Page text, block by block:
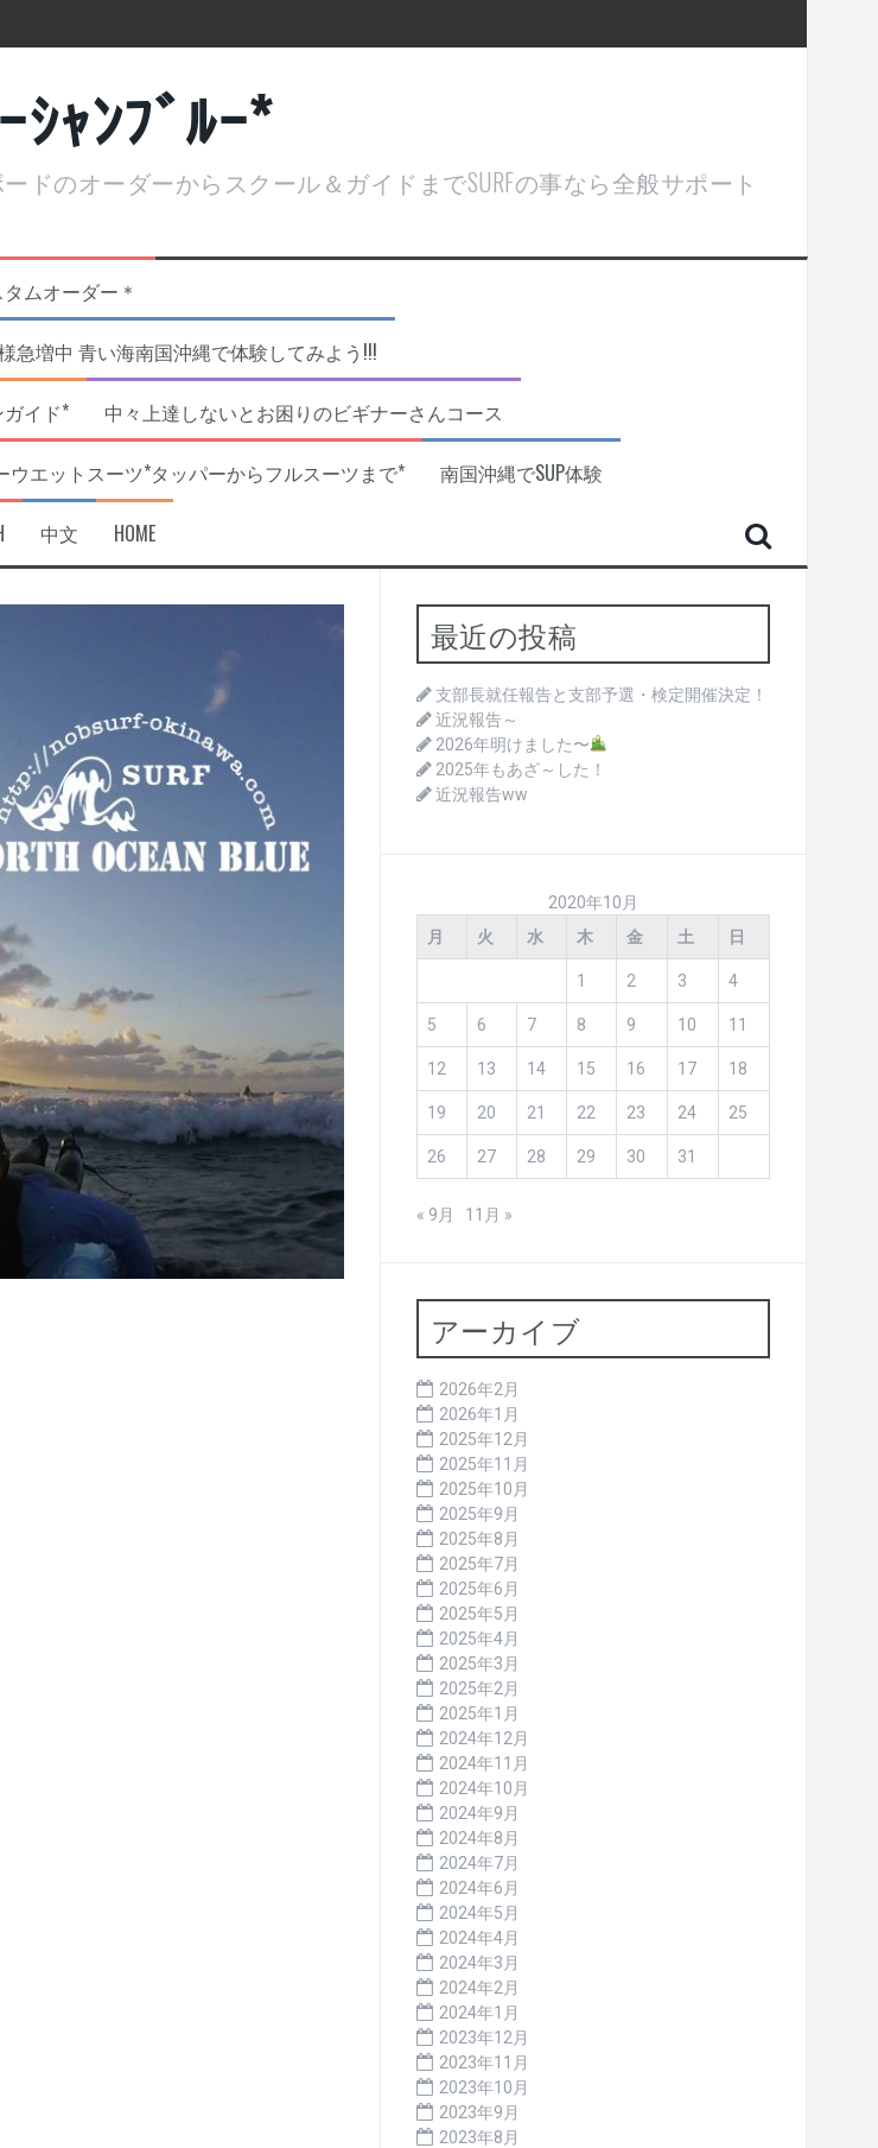
ｼｬﾝﾌﾞﾙｰ*
ドのオーダーからスクール＆ガイドまでSURFの事なら全般サポート
タムオーダー＊
中 青い海南国沖縄で体験してみよう!!!
イド* 中々上達しないとお困りのビギナーさんコース
ーウエットスーツ*タッパーからフルスーツまで* 南国沖縄でSUP体験
中文 HOME
最近の投稿
支部長就任報告と支部予選・検定開催決定！
近況報告～
2026年明けました〜
2025年もあざ～した！
近況報告ww
2020年10月
月
火 水 木 金 土 日
1 2 3 4
5 6 7 8 9 10 11
12 13 14 15 16 17 18
19 20 21 22 23 24 25
26 27 28 29 30 31
« 9月 11月 »
アーカイブ
2026年2月
2026年1月
2025年12月
2025年11月
2025年10月
2025年9月
2025年8月
2025年7月
2025年6月
2025年5月
2025年4月
2025年3月
2025年2月
2025年1月
2024年12月
2024年11月
2024年10月
2024年9月
2024年8月
2024年7月
2024年6月
2024年5月
2024年4月
2024年3月
2024年2月
2024年1月
2023年12月
2023年11月
2023年10月
2023年9月
2023年8月